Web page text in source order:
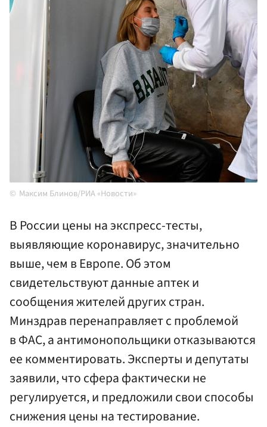
Максим Блинов/РИА «Новости»
В России цены на экспресс-тесты,
выявляющие коронавирус, значительно
выше, чем в Европе. Об этом
свидетельствуют данные аптек и
сообщения жителей других стран.
Минздрав перенаправляет с проблемой
в ФАС, а антимонопольщики отказываются
ее комментировать. Эксперты и депутаты
заявили, что сфера фактически не
регулируется, и предложили свои способы
снижения цены на тестирование.